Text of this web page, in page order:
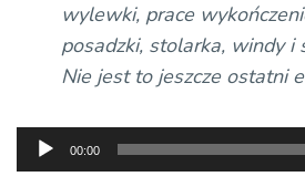
wylewki, prace
posadzki, stolarka, windy i
Nie jest to jeszcze ostatni
Odtwarzacz
plików
00:00